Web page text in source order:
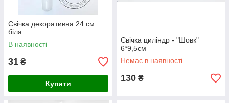
Свічка декоративна 24 см
біла
В наявності
31 ₴
Купити
Свічка циліндр - "Шовк"
6*9,5см
Немає в наявності
130 ₴